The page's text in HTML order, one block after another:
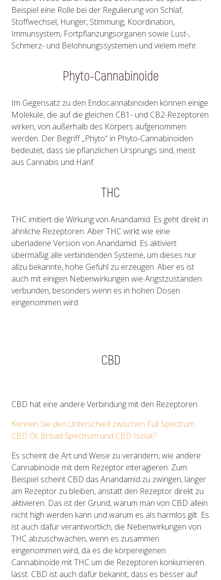
Beispiel eine Rolle bei der Regulierung von Schlaf,
Stoffwechsel, Hunger, Stimmung, Koordination,
Immunsystem, Fortpflanzungsorganen sowie Lust-,
Schmerz- und Belohnungssystemen und vielem mehr.
Phyto-Cannabinoide
Im Gegensatz zu den Endocannabinoiden können einige
Moleküle, die auf die gleichen CB1- und CB2-Rezeptoren
wirken, von außerhalb des Körpers aufgenommen
werden. Der Begriff „Phyto“ in Phyto-Cannabinoiden
bedeutet, dass sie pflanzlichen Ursprungs sind, meist
aus Cannabis und Hanf.
THC
THC imitiert die Wirkung von Anandamid. Es geht direkt in
ähnliche Rezeptoren. Aber THC wirkt wie eine
überladene Version von Anandamid. Es aktiviert
übermäßig alle verbindenden Systeme, um dieses nur
allzu bekannte, hohe Gefühl zu erzeugen. Aber es ist
auch mit einigen Nebenwirkungen wie Angstzuständen
verbunden, besonders wenn es in hohen Dosen
eingenommen wird.
CBD
CBD hat eine andere Verbindung mit den Rezeptoren.
Kennen Sie den Unterschied zwischen Full Spectrum
CBD Öl, Broad Spectrum und CBD Isolat?
Es scheint die Art und Weise zu verändern, wie andere
Cannabinoide mit dem Rezeptor interagieren. Zum
Beispiel scheint CBD das Anandamid zu zwingen, länger
am Rezeptor zu bleiben, anstatt den Rezeptor direkt zu
aktivieren. Das ist der Grund, warum man von CBD allein
nicht high werden kann und warum es als harmlos gilt. Es
ist auch dafür verantwortlich, die Nebenwirkungen von
THC abzuschwächen, wenn es zusammen
eingenommen wird, da es die körpereigenen
Cannabinoide mit THC um die Rezeptoren konkurrieren
lässt. CBD ist auch dafür bekannt, dass es besser auf